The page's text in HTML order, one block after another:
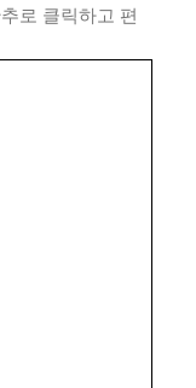
로 클릭하고 편